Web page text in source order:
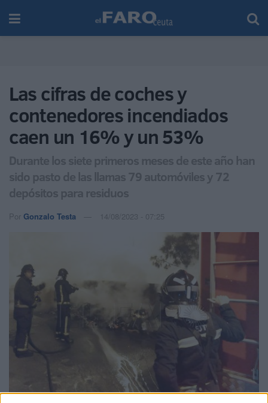
Las cifras de coches y
contenedores incendiados
caen un 16% y un 53%
Durante los siete primeros meses de este año han
sido pasto de las llamas 79 automóviles y 72
depósitos para residuos
Por Gonzalo Testa 14/08/2023 - 07:25